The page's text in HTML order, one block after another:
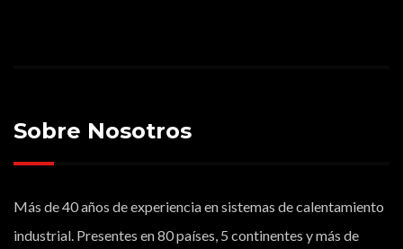
Sobre Nosotros
Más de 40 años de experiencia en sistemas de calentamiento
industrial. Presentes en 80 países, 5 continentes y más de